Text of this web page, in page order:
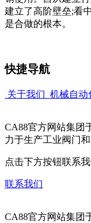
建立了高阶壁垒;看
是合做的根本。
快捷导航
关于我们 机械自动
CA88官方网站集团
力于生产工业阀门
点击下方按钮联系
联系我们
CA88官方网站集团